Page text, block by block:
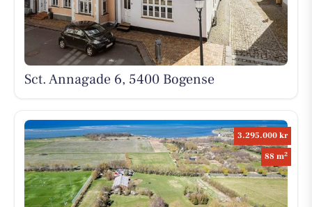
Sct. Annagade 6, 5400 Bogense
3.295.000 kr
88 m2